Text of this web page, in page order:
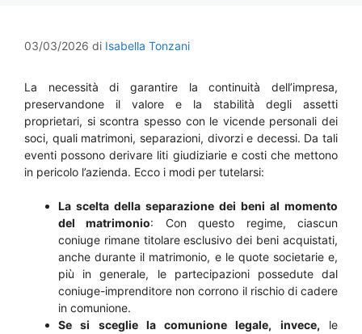
03/03/2026 di Isabella Tonzani
La necessità di garantire la continuità dell’impresa,
preservandone il valore e la stabilità degli assetti
proprietari, si scontra spesso con le vicende personali dei
soci, quali matrimoni, separazioni, divorzi e decessi. Da tali
eventi possono derivare liti giudiziarie e costi che mettono
in pericolo l’azienda. Ecco i modi per tutelarsi:
La scelta della separazione dei beni al momento
del matrimonio: Con questo regime, ciascun
coniuge rimane titolare esclusivo dei beni acquistati,
anche durante il matrimonio, e le quote societarie e,
più in generale, le partecipazioni possedute dal
coniuge-imprenditore non corrono il rischio di cadere
in comunione.
Se si sceglie la comunione legale, invece, le